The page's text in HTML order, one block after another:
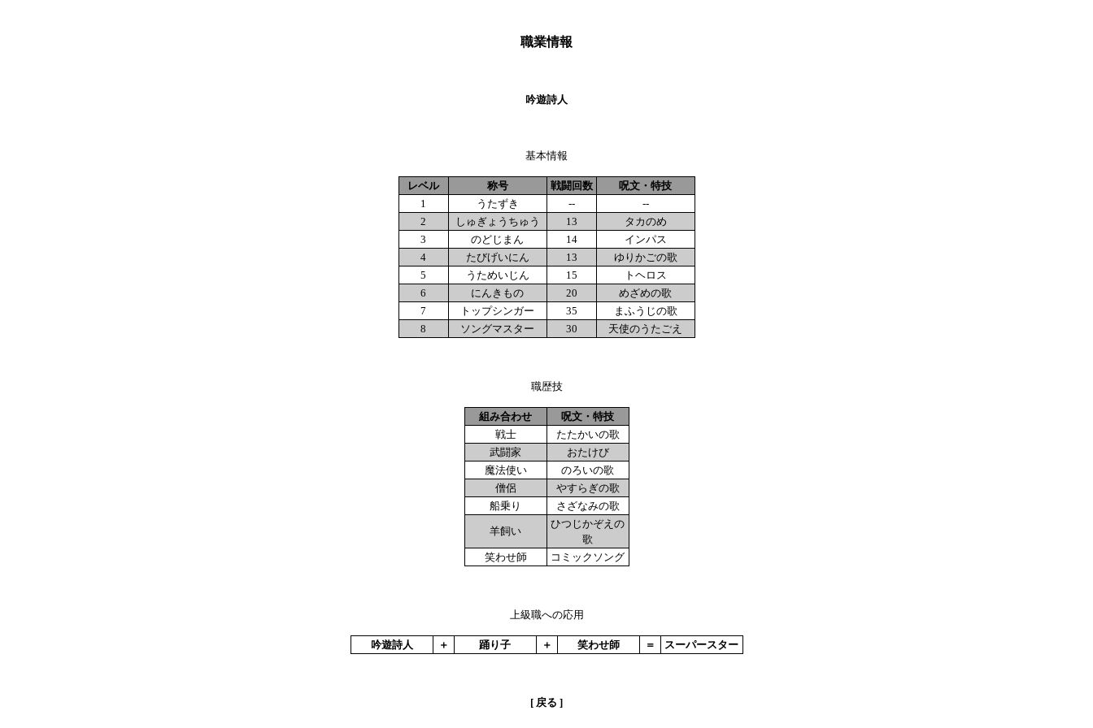
職業情報
吟遊詩人
基本情報
レベル 称号 戦闘回数
呪文・特技
1
うたずき --
--
2
しゅぎょうちゅう 13
タカのめ
3
のどじまん 14
インパス
4
たびげいにん 13
ゆりかごの歌
5
うためいじん 15
トヘロス
6
にんきもの 20
めざめの歌
7
トップシンガー 35
まふうじの歌
8
ソングマスター 30 天使のうたごえ
職歴技
組み合わせ
呪文・特技
戦士
たたかいの歌
武闘家
おたけび
魔法使い
のろいの歌
僧侶
やすらぎの歌
船乗り
さざなみの歌
羊飼い
ひつじかぞえの
歌
笑わせ師
コミックソング
上級職への応用
吟遊詩人 ＋ 踊り子 ＋ 笑わせ師 ＝ スーパースター
[ 戻る ]